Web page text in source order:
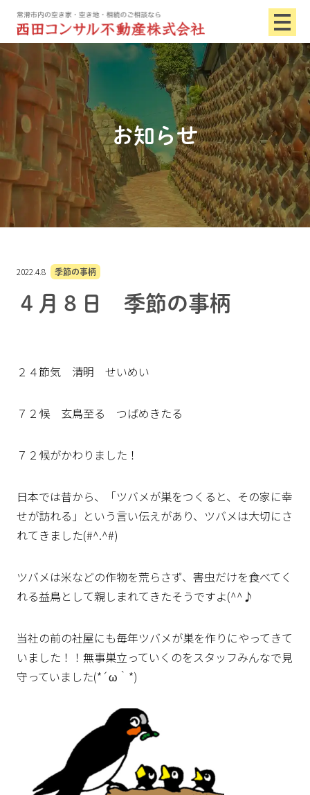
お知らせ
2022.4.8 季節の事柄
４月８日 季節の事柄
２４節気 清明 せいめい
７２候 玄鳥至る つばめきたる
７２候がかわりました！
日本では昔から、「ツバメが巣をつくると、その家に幸
せが訪れる」という言い伝えがあり、ツバメは大切にさ
れてきました(#^.^#)
ツバメは米などの作物を荒らさず、害虫だけを食べてく
れる益鳥として親しまれてきたそうですよ(^^♪
当社の前の社屋にも毎年ツバメが巣を作りにやってきて
いました！！無事巣立っていくのをスタッフみんなで見
守っていました(*´ω｀*)